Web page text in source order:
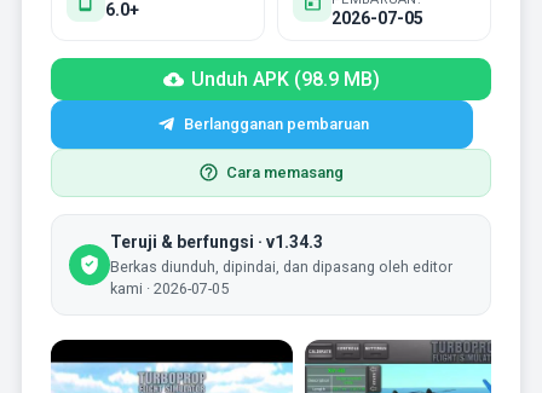
6.0+ 2026-07-05
Unduh APK (98.9 MB)
Berlangganan pembaruan
Cara memasang
Teruji & berfungsi · v1.34.3
Berkas diunduh, dipindai, dan dipasang oleh editor
kami · 2026-07-05